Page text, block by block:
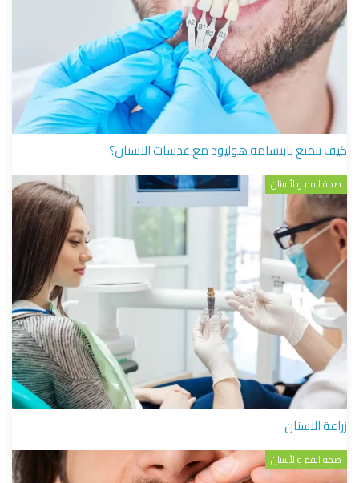
كيف تتمتع بابتسامة هوليود مع عدسات الاسنان؟
صحة الفم والأسنان
زراعة الاسنان
صحة الفم والأسنان